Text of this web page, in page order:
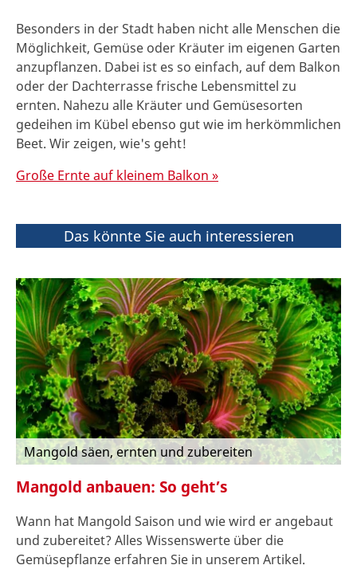
Besonders in der Stadt haben nicht alle Menschen die
Möglichkeit, Gemüse oder Kräuter im eigenen Garten
anzupflanzen. Dabei ist es so einfach, auf dem Balkon
oder der Dachterrasse frische Lebensmittel zu
ernten. Nahezu alle Kräuter und Gemüsesorten
gedeihen im Kübel ebenso gut wie im herkömmlichen
Beet. Wir zeigen, wie's geht!
Große Ernte auf kleinem Balkon »
Das könnte Sie auch interessieren
Mangold säen, ernten und zubereiten
Mangold anbauen: So geht’s
Wann hat Mangold Saison und wie wird er angebaut
und zubereitet? Alles Wissenswerte über die
Gemüsepflanze erfahren Sie in unserem Artikel.